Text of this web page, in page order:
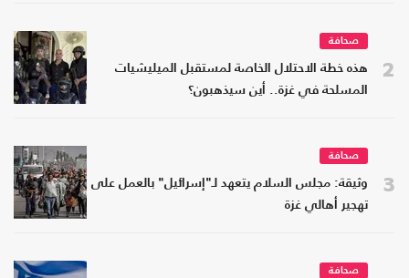
2
صحافة
هذه خطة الاحتلال الخاصة لمستقبل الميليشيات
المسلحة في غزة.. أين سيذهبون؟
3
صحافة
وثيقة: مجلس السلام يتعهد لـ"إسرائيل" بالعمل على
تهجير أهالي غزة
صحافة